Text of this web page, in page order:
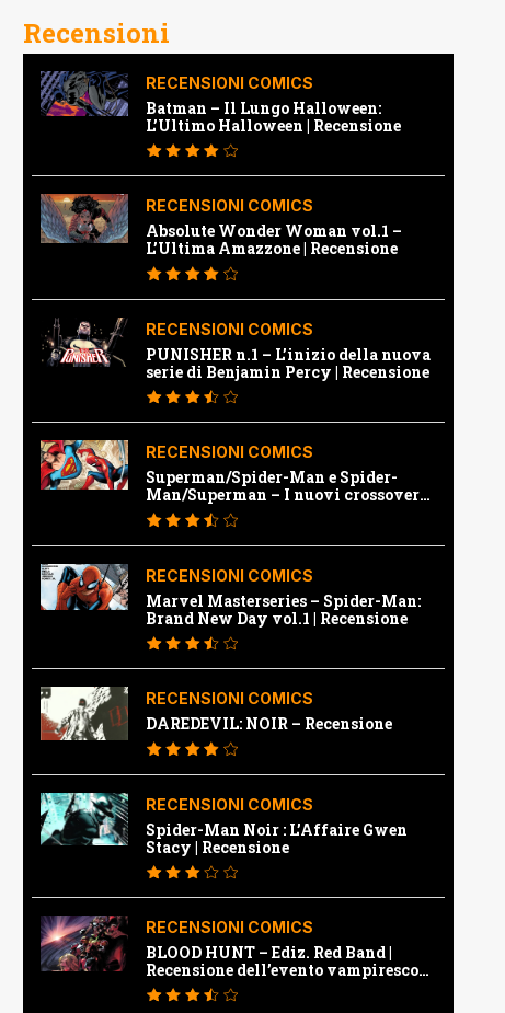
Recensioni
RECENSIONI COMICS
Batman – Il Lungo Halloween:
L’Ultimo Halloween | Recensione
RECENSIONI COMICS
Absolute Wonder Woman vol.1 –
L’Ultima Amazzone | Recensione
RECENSIONI COMICS
PUNISHER n.1 – L’inizio della nuova
serie di Benjamin Percy | Recensione
RECENSIONI COMICS
Superman/Spider-Man e Spider-
Man/Superman – I nuovi crossover
Marvel e Dc | Recensione
RECENSIONI COMICS
Marvel Masterseries – Spider-Man:
Brand New Day vol.1 | Recensione
RECENSIONI COMICS
DAREDEVIL: NOIR – Recensione
RECENSIONI COMICS
Spider-Man Noir : L’Affaire Gwen
Stacy | Recensione
RECENSIONI COMICS
BLOOD HUNT – Ediz. Red Band |
Recensione dell’evento vampiresco
della Marvel